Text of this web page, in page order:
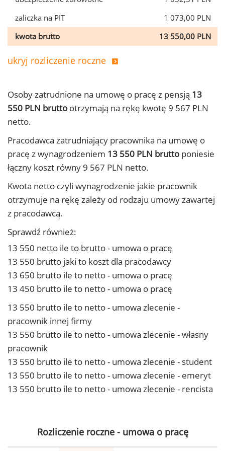
zaliczka na PIT
1 073,00 PLN
kwota brutto
13 550,00 PLN
ukryj rozliczenie roczne
Osoby zatrudnione na umowę o pracę z pensją 13
550 PLN brutto otrzymają na rękę kwotę 9 567 PLN
netto.
Pracodawca zatrudniający pracownika na umowę o
pracę z wynagrodzeniem 13 550 PLN brutto poniesie
łączny koszt równy 9 567 PLN netto.
Kwota netto czyli wynagrodzenie jakie pracownik
otrzymuje na rękę zależy od rodzaju umowy zawartej
z pracodawcą.
Sprawdź również:
13 550 netto ile to brutto - umowa o pracę
13 550 brutto jaki to koszt dla pracodawcy
13 650 brutto ile to netto - umowa o pracę
13 450 brutto ile to netto - umowa o pracę
13 550 brutto ile to netto - umowa zlecenie -
pracownik innej firmy
13 550 brutto ile to netto - umowa zlecenie - własny
pracownik
13 550 brutto ile to netto - umowa zlecenie - student
13 550 brutto ile to netto - umowa zlecenie - emeryt
13 550 brutto ile to netto - umowa zlecenie - rencista
Rozliczenie roczne - umowa o pracę